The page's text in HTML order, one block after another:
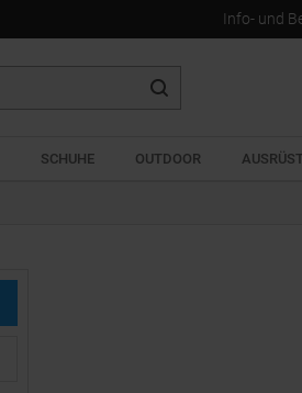
Info- und
SCHUHE OUTDOOR